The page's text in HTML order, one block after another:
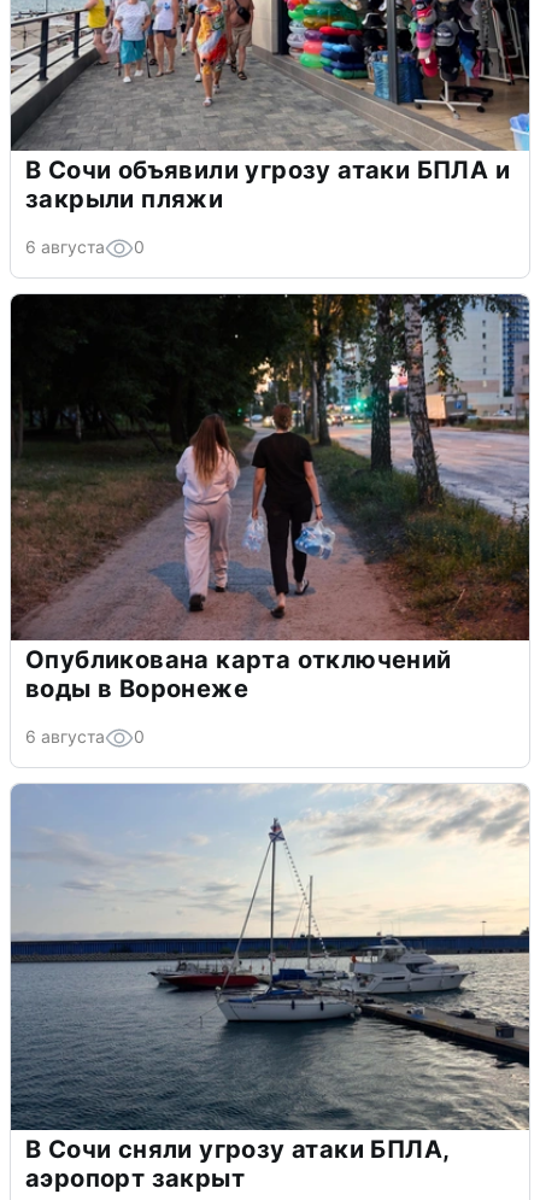
В Сочи объявили угрозу атаки БПЛА и
закрыли пляжи
6 августа 0
Опубликована карта отключений
воды в Воронеже
6 августа 0
В Сочи сняли угрозу атаки БПЛА,
аэропорт закрыт